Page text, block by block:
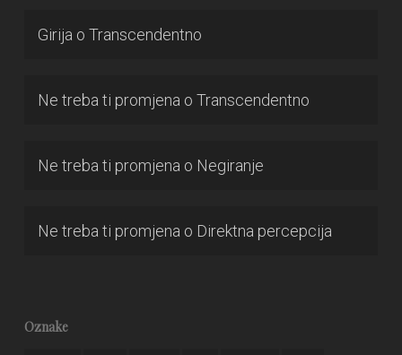
Girija o Transcendentno
Ne treba ti promjena o Transcendentno
Ne treba ti promjena o Negiranje
Ne treba ti promjena o Direktna percepcija
Oznake